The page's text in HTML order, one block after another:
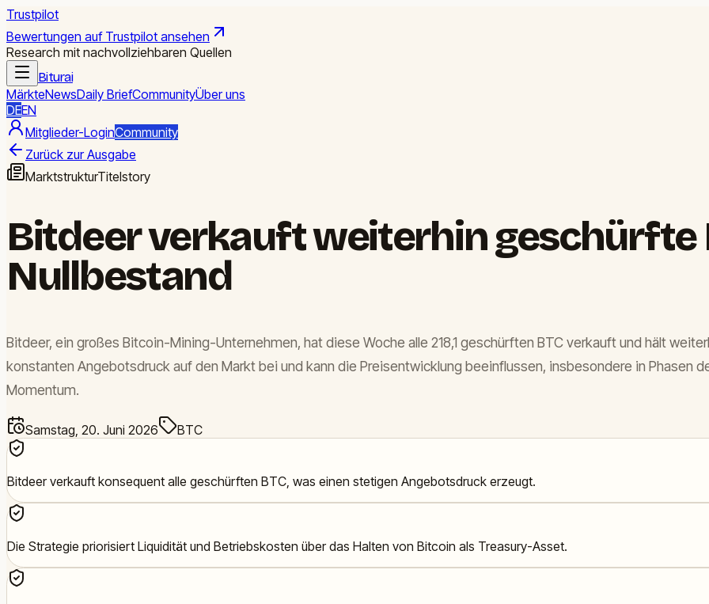
Trustpilot
Bewertungen auf Trustpilot ansehen
Research mit nachvollziehbaren Quellen
Biturai
MärkteNewsDaily BriefCommunityÜber uns
DEEN
Mitglieder-LoginCommunity
Zurück zur Ausgabe
MarktstrukturTitelstory
Bitdeer verkauft weiterhin geschürfte
Nullbestand
Bitdeer, ein großes Bitcoin-Mining-Unternehmen, hat diese Woche alle 218,1 geschürften BTC verkauft und hält
konstanten Angebotsdruck auf den Markt bei und kann die Preisentwicklung beeinflussen, insbesondere in Phasen
Momentum.
Samstag, 20. Juni 2026 BTC
Bitdeer verkauft konsequent alle geschürften BTC, was einen stetigen Angebotsdruck erzeugt.
Die Strategie priorisiert Liquidität und Betriebskosten über das Halten von Bitcoin als Treasury-Asset.